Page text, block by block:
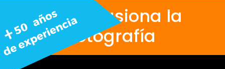
Nos apasiona la
fotografía